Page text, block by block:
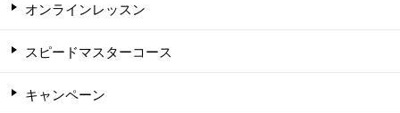
オンラインレッスン
スピードマスターコース
キャンペーン